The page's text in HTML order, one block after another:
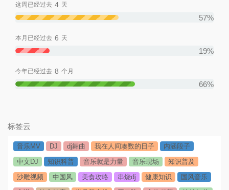
这周已经过去 4 天
57%
本月已经过去 6 天
19%
今年已经过去 8 个月
66%
标签云
音乐MV DJ dj舞曲 我在人间凑数的日子
内涵段子
中文DJ
知识科普 音乐就是力量 音乐现场
知识普及
沙雕视频
中国风 美食攻略 串烧dj 健康知识
国风音乐